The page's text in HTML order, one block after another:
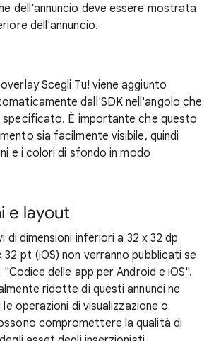
dell'annuncio deve essere mostrata
dell'annuncio.
Scegli Tu! viene aggiunto
dall'SDK nell'angolo che
specificato. È importante che questo
sia facilmente visibile, quindi
e i colori di sfondo in modo
e layout
di dimensioni inferiori a 32 x 32 dp
32 pt (iOS) non verranno pubblicati se
delle app per Android e iOS".
ridotte di questi annunci ne
operazioni di visualizzazione o
compromettere la qualità di